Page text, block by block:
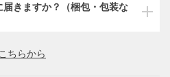
きますか？（梱包・包装な
ちらから